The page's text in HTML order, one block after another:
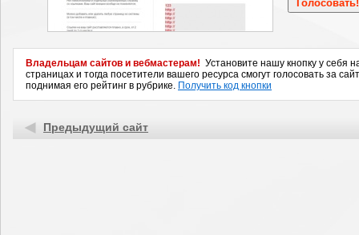
Владельцам сайтов и вебмастерам! Установите нашу кнопку у себя
страницах и тогда посетители вашего ресурса смогут голосовать за
поднимая его рейтинг в рубрике. Получить код кнопки
Предыдущий сайт